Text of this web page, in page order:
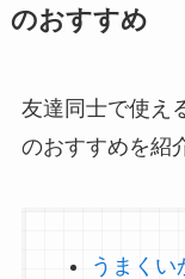
のおすすめ
友達同士で使え
のおすすめを紹
うまくい